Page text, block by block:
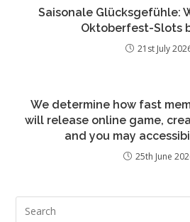
Saisonale Glücksgefühle:
Oktoberfest-Slots
21st July
We determine how fast
will release online game,
and you may
25th June